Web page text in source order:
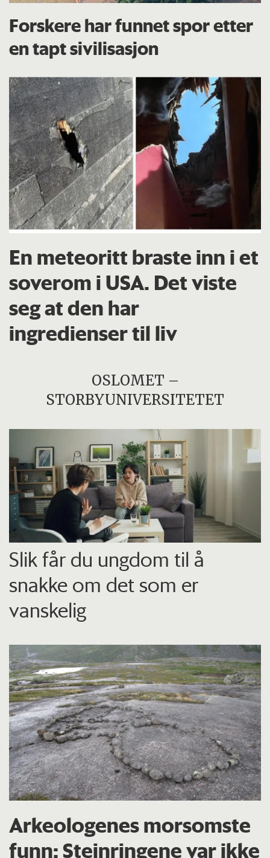
Forskere har funnet spor etter
en tapt sivilisasjon
En meteoritt braste inn i et
soverom i USA. Det viste
seg at den har
ingredienser til liv
OSLOMET –
STORBYUNIVERSITETET
Slik får du ungdom til å
snakke om det som er
vanskelig
Arkeologenes morsomste
funn: Steinringene var ikke